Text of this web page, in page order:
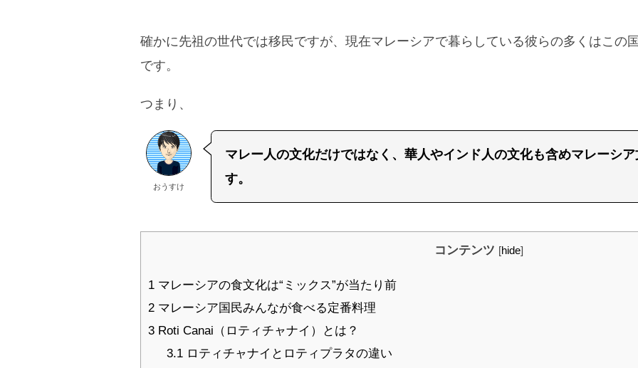
確かに先祖の世代では移民ですが、現在マレーシアで暮らしている彼らの多くはこの
です。
つまり、
おうすけ
マレー人の文化だけではなく、華人やインド人の文化も含めマレーシ
す。
コンテンツ [hide]
1 マレーシアの食文化は“ミックス”が当たり前
2 マレーシア国民みんなが食べる定番料理
3 Roti Canai（ロティチャナイ）とは？
3.1ロティチャナイとロティプラタの違い